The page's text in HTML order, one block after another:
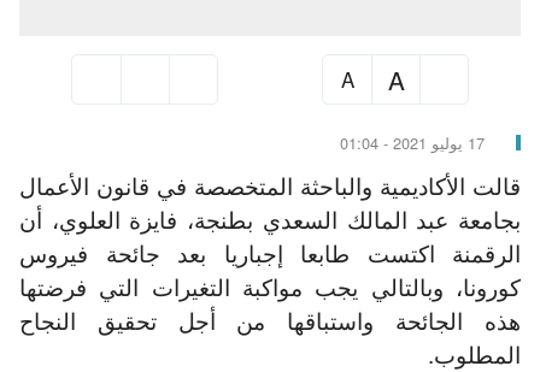
قالت الأكاديمية والباحثة المتخصصة في قانون الأعمال
بجامعة عبد المالك السعدي بطنجة، فايزة العلوي، أن
الرقمنة اكتست طابعا إجباريا بعد جائحة فيروس
كورونا، وبالتالي يجب مواكبة التغيرات التي فرضتها
هذه الجائحة واستباقها من أجل تحقيق النجاح
المطلوب.
A
A